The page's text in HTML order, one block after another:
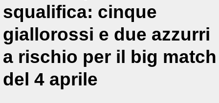
squalifica: cinque
giallorossi e due azzurri
a rischio per il big match
del 4 aprile